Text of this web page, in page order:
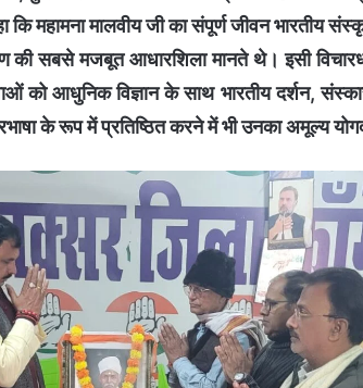
महामना मालवीय जी का संपूर्ण जीवन भारतीय
की सबसे मजबूत आधारशिला मानते थे। इसी
को आधुनिक विज्ञान के साथ भारतीय दर्शन,
के रूप में प्रतिष्ठित करने में भी उनका अमूल्य